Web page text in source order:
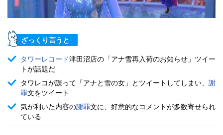
ざっくり言うと
タワーレコード津田沼店の「アナ雪再入荷のお知らせ」ツイー
トが話題だ
タワレコが誤って「アナと雪の女」とツイートしてしまい、 謝
罪文をツイート
気が利いた内容の謝罪文に、好意的なコメントが多数寄せられ
ている